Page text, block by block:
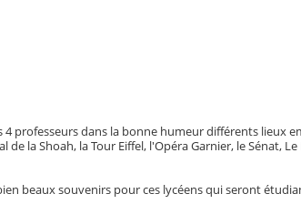
4 professeurs dans la bonne humeur différents lieux
la Shoah, la Tour Eiffel, l'Opéra Garnier, le Sénat,
beaux souvenirs pour ces lycéens qui seront